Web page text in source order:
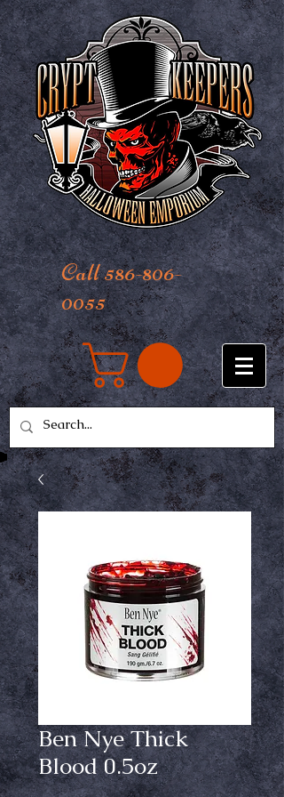
Call 586-806-
0055
Ben Nye Thick
Blood 0.5oz